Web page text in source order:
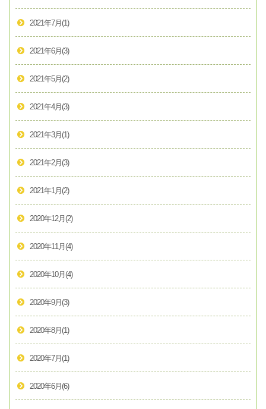
2021年7月 (1)
2021年6月 (3)
2021年5月 (2)
2021年4月 (3)
2021年3月 (1)
2021年2月 (3)
2021年1月 (2)
2020年12月 (2)
2020年11月 (4)
2020年10月 (4)
2020年9月 (3)
2020年8月 (1)
2020年7月 (1)
2020年6月 (6)